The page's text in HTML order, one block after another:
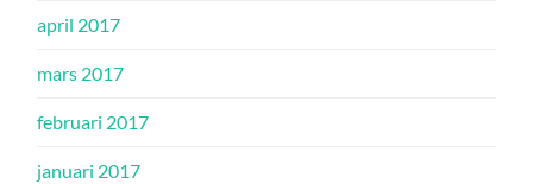
april 2017
mars 2017
februari 2017
januari 2017